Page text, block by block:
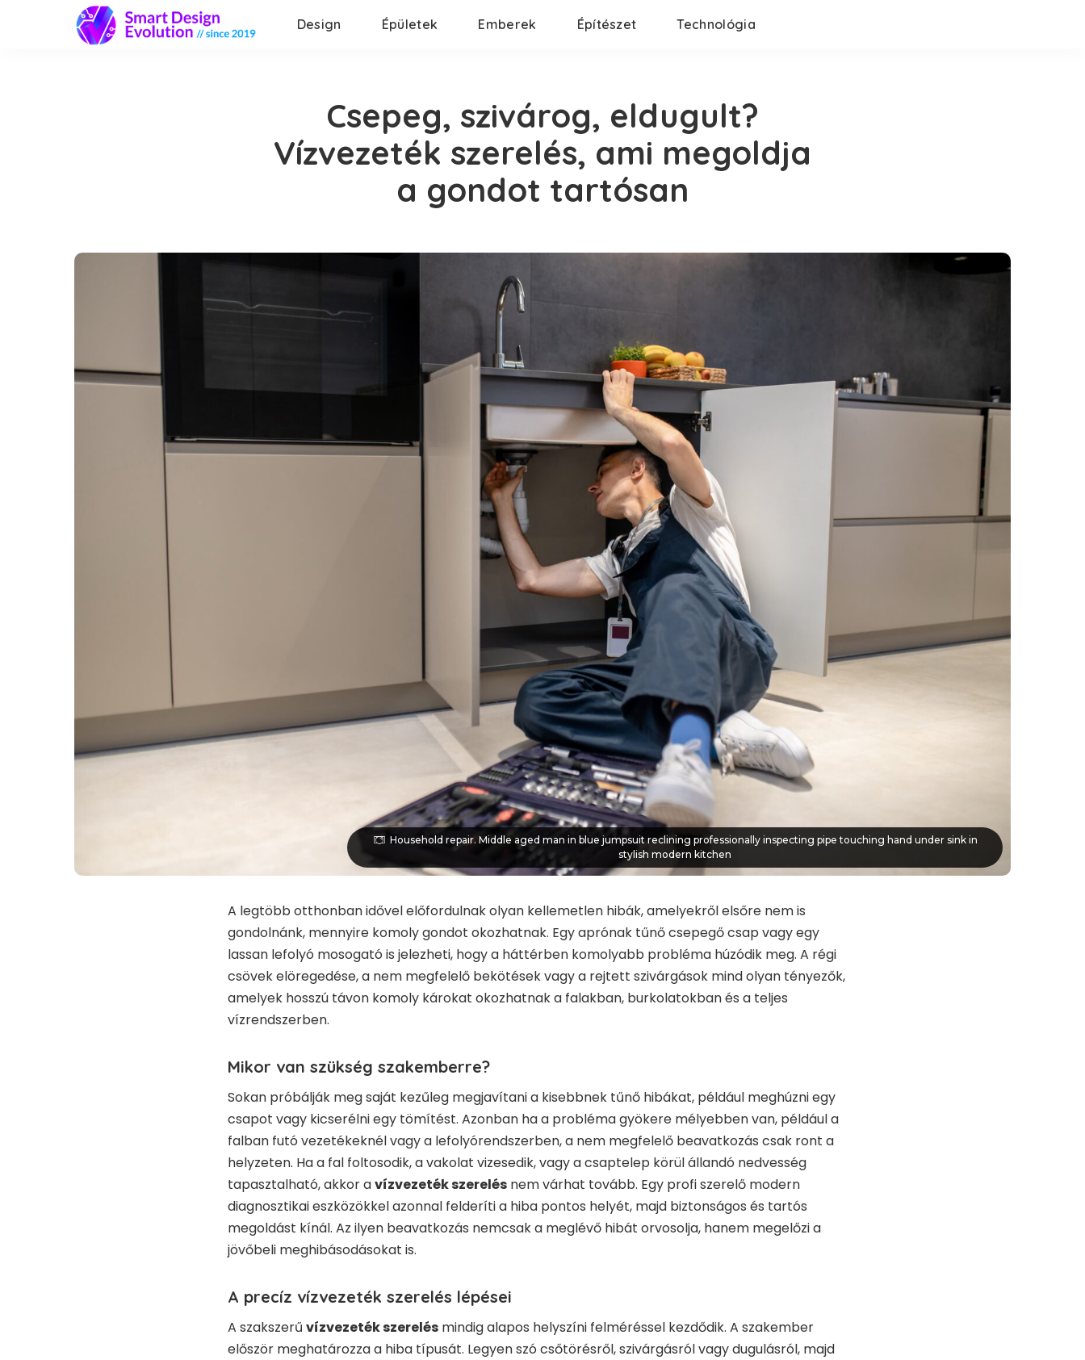
Design Épületek Emberek Építészet Technológia
Csepeg, szivárog, eldugult?
Vízvezeték szerelés, ami megoldja
a gondot tartósan
Household repair. Middle aged man in blue jumpsuit reclining professionally inspecting pipe touching hand under sink in
stylish modern kitchen
A legtöbb otthonban idővel előfordulnak olyan kellemetlen hibák, amelyekről elsőre nem is
gondolnánk, mennyire komoly gondot okozhatnak. Egy aprónak tűnő csepegő csap vagy egy
lassan lefolyó mosogató is jelezheti, hogy a háttérben komolyabb probléma húzódik meg. A régi
csövek elöregedése, a nem megfelelő bekötések vagy a rejtett szivárgások mind olyan tényezők,
amelyek hosszú távon komoly károkat okozhatnak a falakban, burkolatokban és a teljes
vízrendszerben.
Mikor van szükség szakemberre?
Sokan próbálják meg saját kezűleg megjavítani a kisebbnek tűnő hibákat, például meghúzni egy
csapot vagy kicserélni egy tömítést. Azonban ha a probléma gyökere mélyebben van, például a
falban futó vezetékeknél vagy a lefolyórendszerben, a nem megfelelő beavatkozás csak ront a
helyzeten. Ha a fal foltosodik, a vakolat vizesedik, vagy a csaptelep körül állandó nedvesség
tapasztalható, akkor avízvezeték szerelés nem várhat tovább. Egy profi szerelő modern
diagnosztikai eszközökkel azonnal felderíti a hiba pontos helyét, majd biztonságos és tartós
megoldást kínál. Az ilyen beavatkozás nemcsak a meglévő hibát orvosolja, hanem megelőzi a
jövőbeli meghibásodásokat is.
A precíz vízvezeték szerelés lépései
A szakszerű vízvezeték szerelés mindig alapos helyszíni felméréssel kezdődik. A szakember
először meghatározza a hiba típusát. Legyen szó csőtörésről, szivárgásról vagy dugulásról, majd